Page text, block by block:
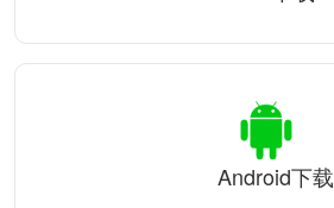
Android下载